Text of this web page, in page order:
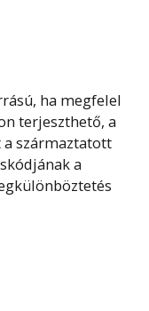
ha megfelel
terjeszthető, a
származtatott
a